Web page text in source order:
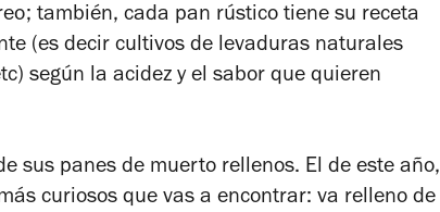
también, cada pan rústico tiene su receta
(es decir cultivos de levaduras naturales
según la acidez y el sabor que quieren
sus panes de muerto rellenos. El de este año,
curiosos que vas a encontrar: va relleno de